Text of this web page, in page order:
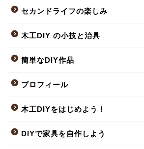
セカンドライフの楽しみ
木工DIY の小技と治具
簡単なDIY作品
プロフィール
木工DIYをはじめよう！
DIYで家具を自作しよう